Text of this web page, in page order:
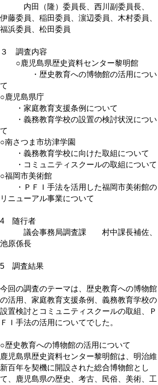
内田（隆）委員長、西川副委員長、
伊藤委員、稲田委員、濵辺委員、木村委員、
福浜委員、松田委員
３ 調査内容
○鹿児島県歴史資料センター黎明館
・歴史教育への博物館の活用につい
て
○鹿児島県庁
・家庭教育支援条例について
・義務教育学校の設置の検討状況につい
て
○南さつま市坊津学園
・義務教育学校に向けた取組について
・コミュニティスクールの取組について
○福岡市美術館
・ＰＦＩ手法を活用した福岡市美術館の
リニューアル事業について
4 随行者
議会事務局調査課 村中課長補佐、
池原係長
5 調査結果
今回の調査のテーマは、歴史教育への博物館
の活用、家庭教育支援条例、義務教育学校の
設置検討とコミュニティスクールの取組、Ｐ
ＦＩ手法の活用についてでした。
○歴史教育への博物館の活用について
鹿児島県歴史資料センター黎明館は、明治維
新百年を契機に開設された総合博物館とし
て、鹿児島県の歴史、考古、民俗、美術、工